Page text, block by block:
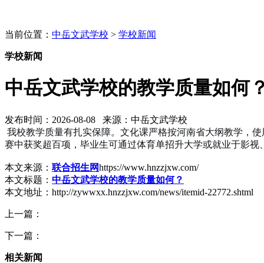
当前位置： 中岳文武学校 > 学校新闻
学校新闻
中岳文武学校的教学质量如何？
发布时间：2026-08-08 来源：中岳文武学校
我校教学质量有扎实保障。文化课严格按河南省大纲教学，
赛中获奖超百项，毕业生可通过体育单招升大学或就业于影
本文来源： 联合招生网https://www.hnzzjxw.com/
本文标题： 中岳文武学校的教学质量如何？
本文地址：http://zywwxx.hnzzjxw.com/news/itemid-22772.shtml
上一篇：
下一篇：
相关新闻